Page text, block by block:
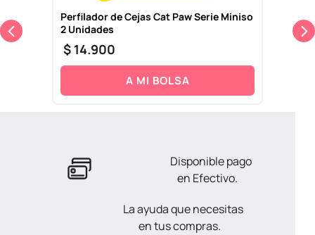
Perfilador de Cejas Cat Paw Serie Miniso
2 Unidades
$ 14.900
A MI BOLSA
Disponible pago
en Efectivo.
La ayuda que necesitas
en tus compras.